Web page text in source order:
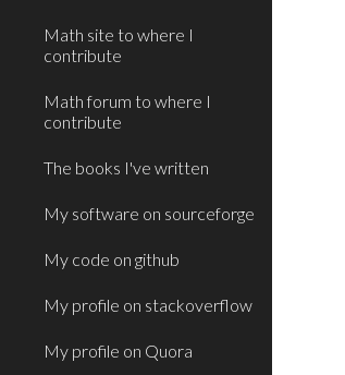
Math site to where I
contribute
Math forum to where I
contribute
The books I've written
My software on sourceforge
My code on github
My profile on stackoverflow
My profile on Quora